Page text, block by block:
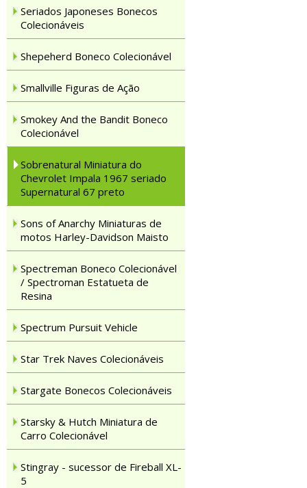
Seriados Japoneses Bonecos
Colecionáveis
Shepeherd Boneco Colecionável
Smallville Figuras de Ação
Smokey And the Bandit Boneco
Colecionável
Sobrenatural Miniatura do
Chevrolet Impala 1967 seriado
Supernatural 67 preto
Sons of Anarchy Miniaturas de
motos Harley-Davidson Maisto
Spectreman Boneco Colecionável
/ Spectroman Estatueta de
Resina
Spectrum Pursuit Vehicle
Star Trek Naves Colecionáveis
Stargate Bonecos Colecionáveis
Starsky & Hutch Miniatura de
Carro Colecionável
Stingray - sucessor de Fireball XL-
5